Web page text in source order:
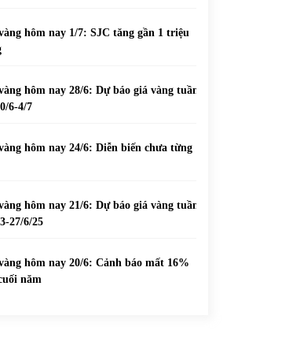
hôm nay 1/7: SJC tăng gần 1 triệu
hôm nay 28/6: Dự báo giá vàng tuần
6-4/7
hôm nay 24/6: Diễn biến chưa từng
hôm nay 21/6: Dự báo giá vàng tuần
27/6/25
hôm nay 20/6: Cảnh báo mất 16%
năm